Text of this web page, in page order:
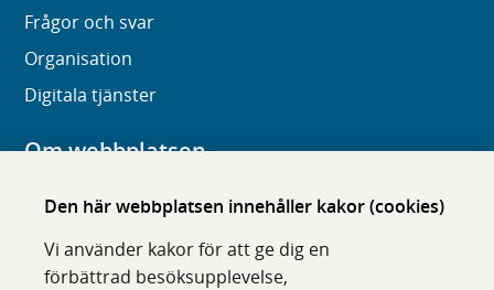
Den här webbplatsen innehåller kakor (cookies)
Vi använder kakor för att ge dig en
förbättrad besöksupplevelse,
Frågor och svar
Organisation
Digitala tjänster
Om webbplatsen
Om karolinska.se
Tillgänglighet